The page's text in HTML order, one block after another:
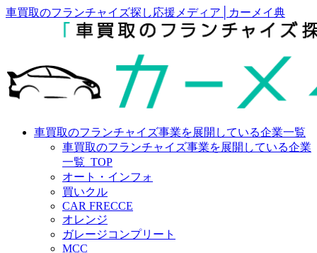
車買取のフランチャイズ探し応援メディア│カーメイ典
車買取のフランチャイズ事業を展開している企業一覧
車買取のフランチャイズ事業を展開している企業
一覧_TOP
オート・インフォ
買いクル
CAR FRECCE
オレンジ
ガレージコンプリート
MCC